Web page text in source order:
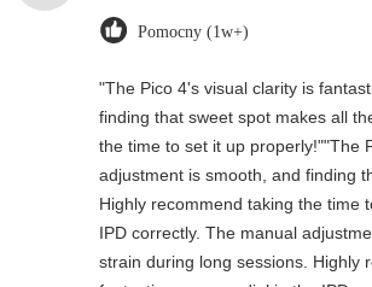
Pomocny (1w+)
"The Pico 4's visual clarity is
finding that sweet spot makes all
the time to set it up properly!""The
adjustment is smooth, and finding
Highly recommend taking the time
IPD correctly. The manual
strain during long sessions. Highly